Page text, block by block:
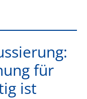
für
ist